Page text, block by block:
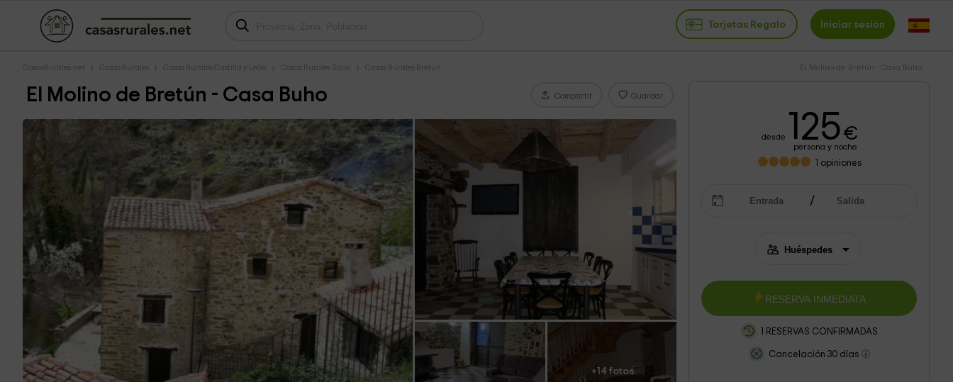
Tarjetas Regalo Iniciar sesión
CasasRurales.net Casas Rurales Casas Rurales Castilla y León Casas Rurales Soria Casas Rurales Bretun El Molino de Bretún - Casa Buho
El Molino de Bretún - Casa Buho Compartir Guardar
+14 fotos
desde 125€
persona y noche
1 opiniones
RESERVA INMEDIATA
1 RESERVAS CONFIRMADAS
Cancelación 30 días